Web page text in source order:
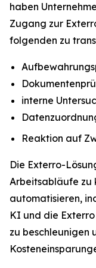
haben
Zugang zur
folgenden zu
interne
Reaktion auf
Die Exterro-
Arbeitsabläufe zu
automatisieren,
KI und die
zu beschleunigen